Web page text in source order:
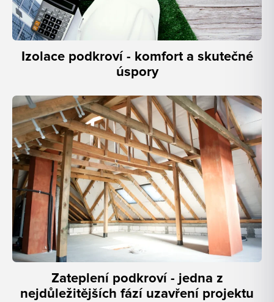
Izolace podkroví - komfort a skutečné
úspory
Zateplení podkroví - jedna z
nejdůležitějších fází uzavření projektu